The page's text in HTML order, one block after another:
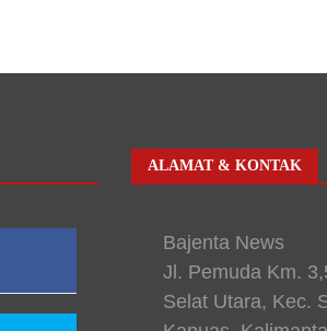
ALAMAT & KONTAK
Bajenta News
Jl. Pemuda Km.
Selat Utara, Kec.